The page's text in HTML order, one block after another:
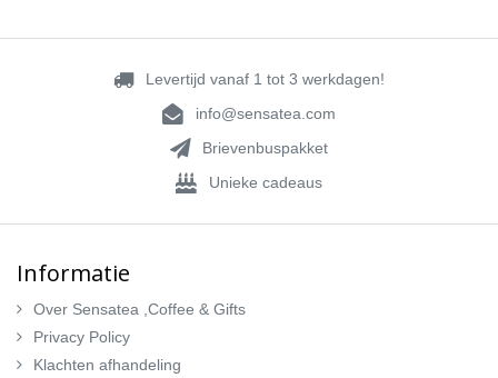
Levertijd vanaf 1 tot 3 werkdagen!
info@sensatea.com
Brievenbuspakket
Unieke cadeaus
Informatie
Over Sensatea ,Coffee & Gifts
Privacy Policy
Klachten afhandeling